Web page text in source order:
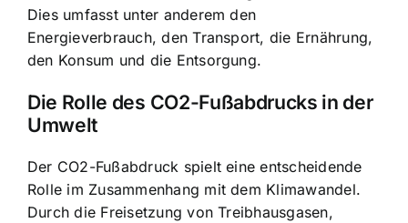
Dies umfasst unter anderem den
Energieverbrauch, den Transport, die Ernährung,
den Konsum und die Entsorgung.
Die Rolle des CO2-Fußabdrucks in der
Umwelt
Der CO2-Fußabdruck spielt eine entscheidende
Rolle im Zusammenhang mit dem Klimawandel.
Durch die Freisetzung von Treibhausgasen,